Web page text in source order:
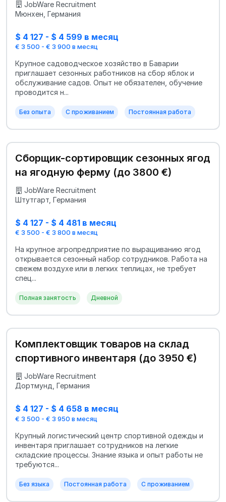
JobWare Recruitment
Мюнхен, Германия
$ 4 127 - $ 4 599 в месяц
€ 3 500 - € 3 900 в месяц
Крупное садоводческое хозяйство в Баварии
приглашает сезонных работников на сбор яблок и
обслуживание садов. Опыт не обязателен, обучение
проводится н...
Без опыта С проживанием Постоянная работа
Сборщик-сортировщик сезонных ягод
на ягодную ферму (до 3800 €)
JobWare Recruitment
Штутгарт, Германия
$ 4 127 - $ 4 481 в месяц
€ 3 500 - € 3 800 в месяц
На крупное агропредприятие по выращиванию ягод
открывается сезонный набор сотрудников. Работа на
свежем воздухе или в легких теплицах, не требует
спец...
Полная занятость Дневной
Комплектовщик товаров на склад
спортивного инвентаря (до 3950 €)
JobWare Recruitment
Дортмунд, Германия
$ 4 127 - $ 4 658 в месяц
€ 3 500 - € 3 950 в месяц
Крупный логистический центр спортивной одежды и
инвентаря приглашает сотрудников на легкие
складские процессы. Знание языка и опыт работы не
требуются...
Без языка Постоянная работа С проживанием